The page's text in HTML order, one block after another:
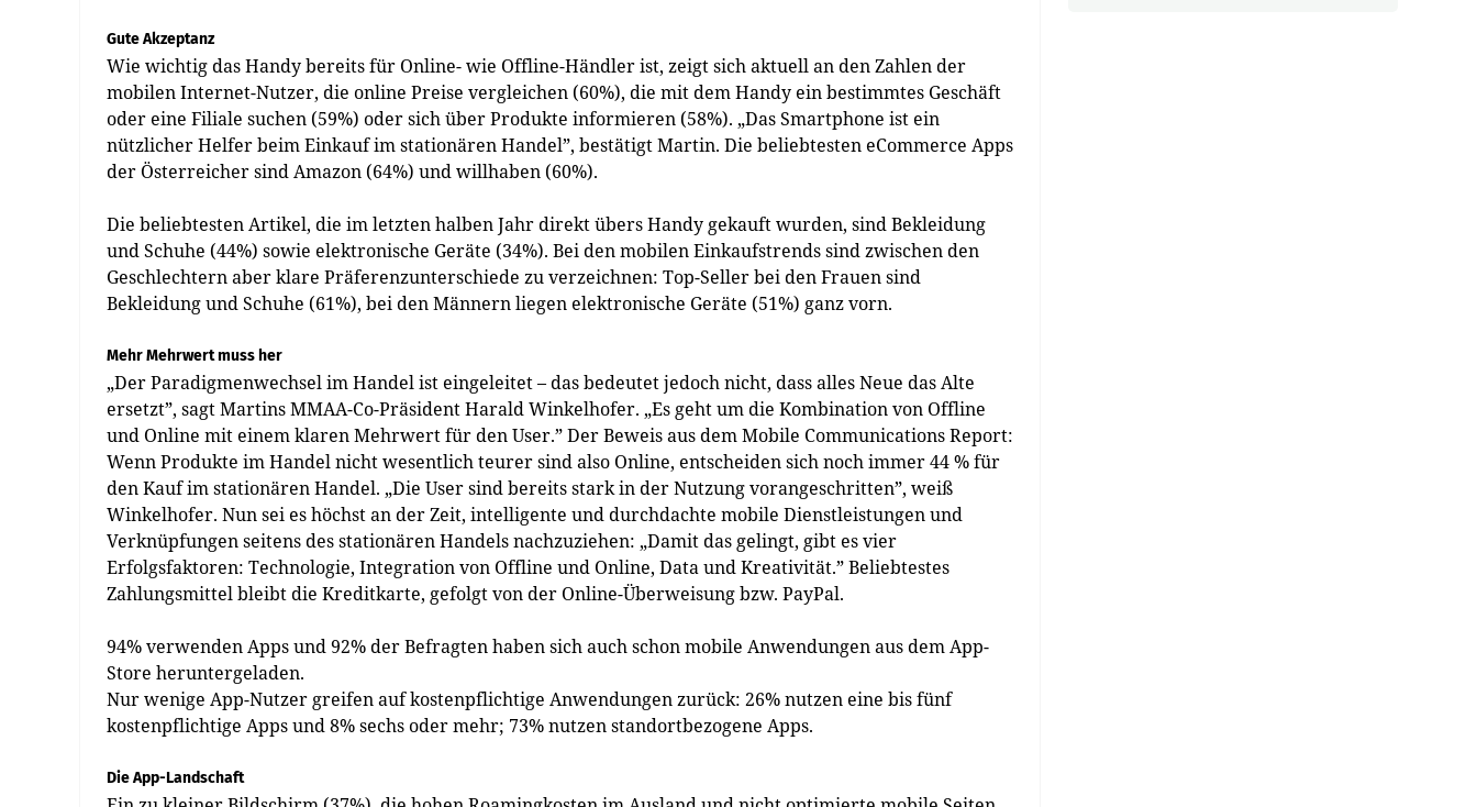
Gute Akzeptanz
Wie wichtig das Handy bereits für Online- wie Offline-Händler ist, zeigt sich aktuell an den Zahlen der
mobilen Internet-Nutzer, die online Preise vergleichen (60%), die mit dem Handy ein bestimmtes Geschäft
oder eine Filiale suchen (59%) oder sich über Produkte informieren (58%). „Das Smartphone ist ein
nützlicher Helfer beim Einkauf im stationären Handel”, bestätigt Martin. Die beliebtesten eCommerce Apps
der Österreicher sind Amazon (64%) und willhaben (60%).
Die beliebtesten Artikel, die im letzten halben Jahr direkt übers Handy gekauft wurden, sind Bekleidung
und Schuhe (44%) sowie elektronische Geräte (34%). Bei den mobilen Einkaufstrends sind zwischen den
Geschlechtern aber klare Präferenzunterschiede zu verzeichnen: Top-Seller bei den Frauen sind
Bekleidung und Schuhe (61%), bei den Männern liegen elektronische Geräte (51%) ganz vorn.
Mehr Mehrwert muss her
„Der Paradigmenwechsel im Handel ist eingeleitet – das bedeutet jedoch nicht, dass alles Neue das Alte
ersetzt”, sagt Martins MMAA-Co-Präsident Harald Winkelhofer. „Es geht um die Kombination von Offline
und Online mit einem klaren Mehrwert für den User.” Der Beweis aus dem Mobile Communications Report:
Wenn Produkte im Handel nicht wesentlich teurer sind also Online, entscheiden sich noch immer 44 % für
den Kauf im stationären Handel. „Die User sind bereits stark in der Nutzung vorangeschritten”, weiß
Winkelhofer. Nun sei es höchst an der Zeit, intelligente und durchdachte mobile Dienstleistungen und
Verknüpfungen seitens des stationären Handels nachzuziehen: „Damit das gelingt, gibt es vier
Erfolgsfaktoren: Technologie, Integration von Offline und Online, Data und Kreativität.” Beliebtestes
Zahlungsmittel bleibt die Kreditkarte, gefolgt von der Online-Überweisung bzw. PayPal.
94% verwenden Apps und 92% der Befragten haben sich auch schon mobile Anwendungen aus dem App-
Store heruntergeladen.
Nur wenige App-Nutzer greifen auf kostenpflichtige Anwendungen zurück: 26% nutzen eine bis fünf
kostenpflichtige Apps und 8% sechs oder mehr; 73% nutzen standortbezogene Apps.
Die App-Landschaft